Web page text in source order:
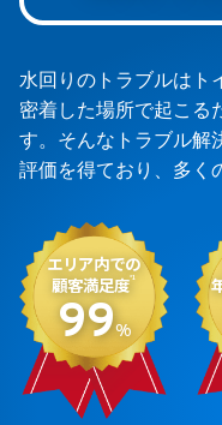
水回りのトラブルはト
密着した場所で起こる
す。そんなトラブル解
評価を得ており、多く
エリア内での
顧客満足度*1
99%